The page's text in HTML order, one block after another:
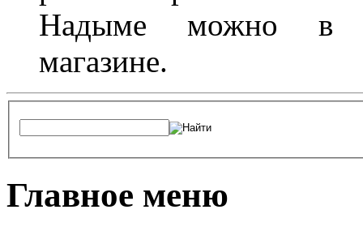
Надыме можно в
магазине.
Главное меню